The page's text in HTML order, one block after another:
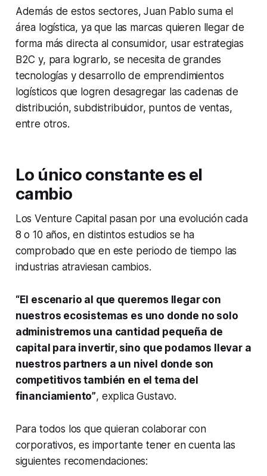
Además de estos sectores, Juan Pablo suma el
área logística, ya que las marcas quieren llegar de
forma más directa al consumidor, usar estrategias
B2C y, para lograrlo, se necesita de grandes
tecnologías y desarrollo de emprendimientos
logísticos que logren desagregar las cadenas de
distribución, subdistribuidor, puntos de ventas,
entre otros.
Lo único constante es el
cambio
LosVenture Capital pasan por una evolución cada
8 o 10 años, en distintos estudios se ha
comprobado que en este periodo de tiempo las
industrias atraviesan cambios.
“El escenario al que queremos llegar con
nuestros ecosistemas es uno donde no solo
administremos una cantidad pequeña de
capital para invertir, sino que podamos llevar a
nuestros partners a un nivel donde son
competitivos también en el tema del
financiamiento”, explica Gustavo.
Para todos los que quieran colaborar con
corporativos, es importante tener en cuenta las
siguientes recomendaciones: